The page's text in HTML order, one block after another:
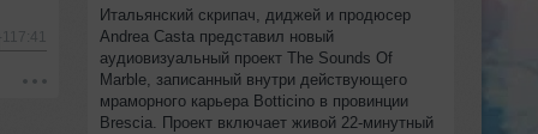
-117:41
Итальянский скрипач, диджей и продюсер
Andrea Casta представил новый
аудиовизуальный проект The Sounds Of
Marble, записанный внутри действующего
мраморного карьера Botticino в провинции
Brescia. Проект включает живой 22‑минутный